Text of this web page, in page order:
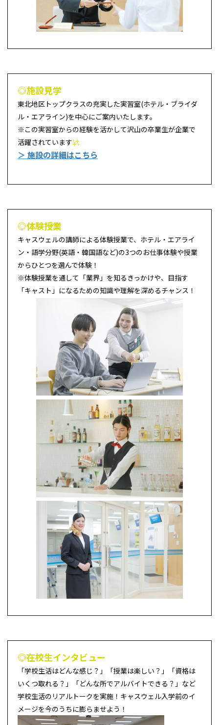
◎施設見学
東北地区トップクラスの充実した実習室(ホテル・ブライダ
ル・エアライン)を中心にご案内いたします。
※この実習室からの経験を活かして沢山の卒業生が企業で
活躍されています
＞ 施設の詳細はこちら
◎体験授業
キャスウェルの講師による体験授業で、ホテル・エアライ
ン・語学分野(英語・韓国語など)の3つのお仕事体験や授業
からひとつを選んで体験！
※体験授業を通して「業界」を知るきっかけや、目指す
「キャスト」になるための知識や理解を深めるチャンス！
◎在校生インタビュー
「学校生活はどんな感じ？」「授業は楽しい？」「資格は
いくつ取れる？」「どんな所でアルバイトできる？」など
学校生活のリアルトークを実施！キャスウェル入学前のイ
メージを今のうちに膨らませよう！